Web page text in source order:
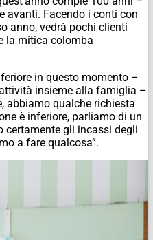
avanti. Facendo i conti con
anno, vedrà pochi clienti
la mitica colomba
in questo momento –
insieme alla famiglia –
abbiamo qualche richiesta
è inferiore, parliamo di un
certamente gli incassi degli
a fare qualcosa”.